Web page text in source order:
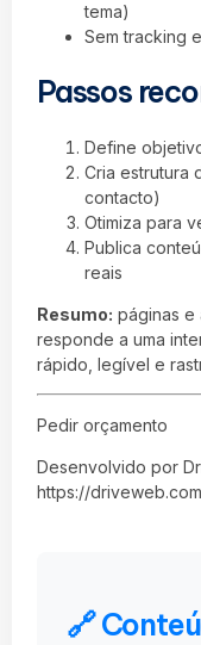
tema)
Sem tracking
Passos
Define
Cria estrutura
contacto)
Otimiza para
Publica
reais
Resumo: páginas e
responde a uma
rápido, legível e
Pedir orçamento
Desenvolvido por
https://
🔗